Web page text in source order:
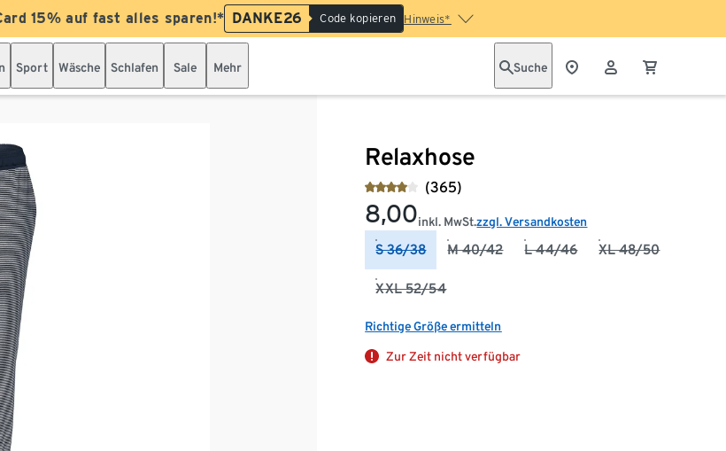
15% auf fast alles sparen!* DANKE26 Code kopieren Hinweis*
Sport Wäsche Schlafen Sale Mehr Suche
Relaxhose
(365)
8,00inkl. MwSt.zzgl. Versandkosten
S 36/38 M 40/42 L 44/46 XL 48/50
XXL 52/54
Richtige Größe ermitteln
Zur Zeit nicht verfügbar